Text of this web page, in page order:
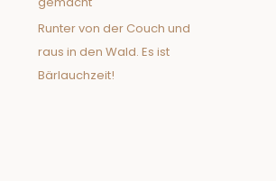
Runter von der Couch und
raus in den Wald. Es ist
Bärlauchzeit!